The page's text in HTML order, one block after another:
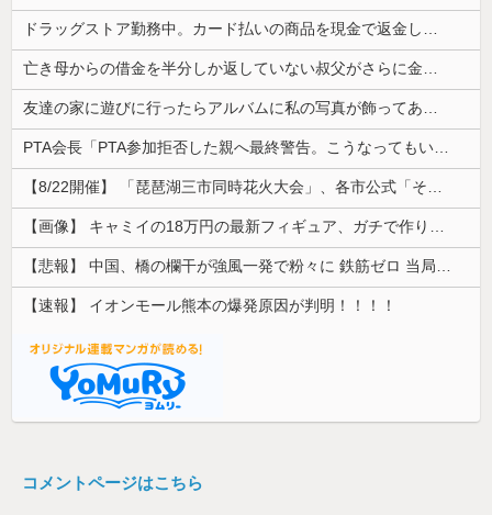
【速報】 イオンモール熊本の爆発原因が判明！！！！
コメントページはこちら